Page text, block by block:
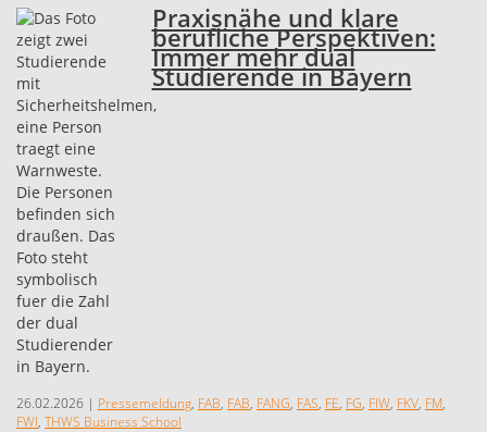
Praxisnähe und klare
berufliche Perspektiven:
Immer mehr dual
Studierende in Bayern
26.02.2026 | Pressemeldung, FAB, FAB, FANG, FAS, FE, FG, FIW, FKV, FM,
FWI, THWS Business School